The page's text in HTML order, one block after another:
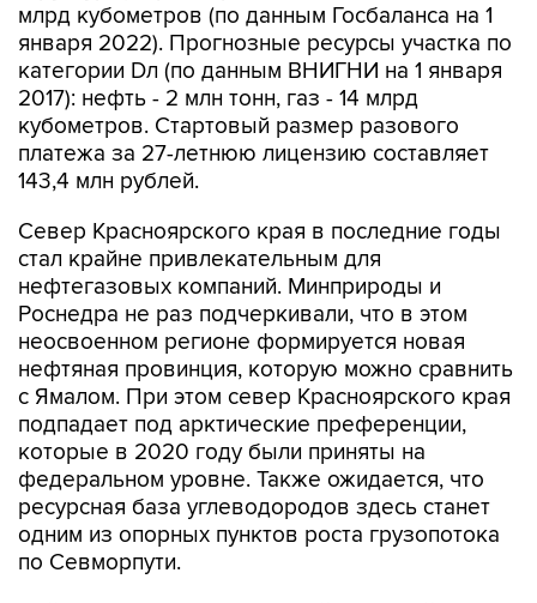
категории Dл (по данным ВНИГНИ на 1 января
2017): нефть - 2 млн тонн, газ - 14 млрд
кубометров. Стартовый размер разового
платежа за 27-летнюю лицензию составляет
143,4 млн рублей.
Север Красноярского края в последние годы
нефтегазовых компаний. Минприроды и
Роснедра не раз подчеркивали, что в этом
неосвоенном регионе формируется новая
нефтяная провинция, которую можно сравнить
с Ямалом. При этом север Красноярского края
подпадает под арктические преференции,
которые в 2020 году были приняты на
федеральном уровне. Также ожидается, что
ресурсная база углеводородов здесь станет
одним из опорных пунктов роста грузопотока
по Севморпути.
Сейчас в этом регионе с крайне низкой